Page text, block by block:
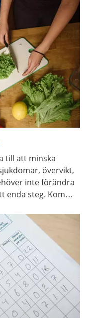
till att minska
övervikt,
inte förändra
enda steg. Kom